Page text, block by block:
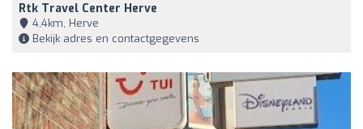
Rtk Travel Center Herve
4,4km, Herve
Bekijk adres en contactgegevens